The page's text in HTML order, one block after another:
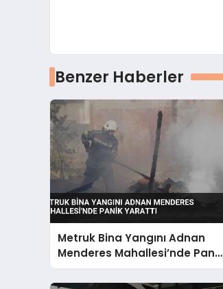
Benzer Haberler
Metruk Bina Yangını Adnan
Menderes Mahallesi’nde Panik
Yarattı